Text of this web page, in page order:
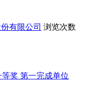
有限公司 浏览次数
奖 第一完成单位